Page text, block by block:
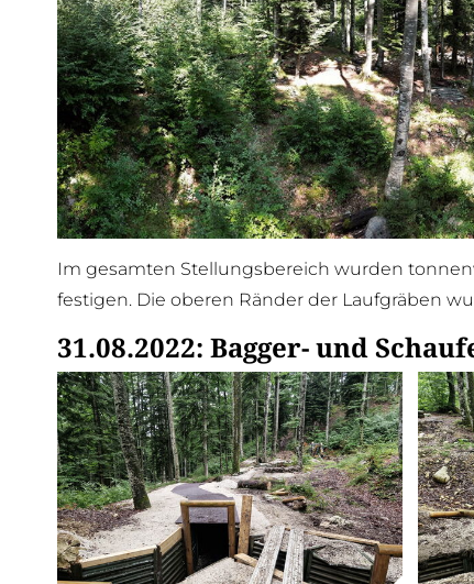
Im gesamten Stellungsbereich wurden
festigen. Die oberen Ränder der Laufgräben
31.08.2022: Bagger- und